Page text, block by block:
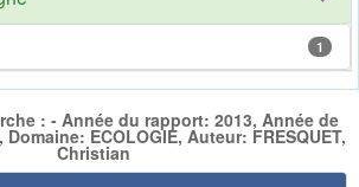
1
: - Année du rapport: 2013, Année de
ECOLOGIE, Auteur: FRESQUET,
Christian